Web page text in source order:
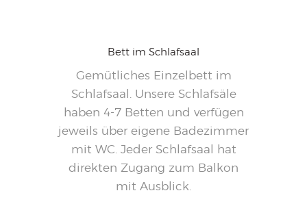
Bett im Schlafsaal
Gemütliches Einzelbett im
Schlafsaal. Unsere Schlafsäle
haben 4-7 Betten und verfügen
jeweils über eigene Badezimmer
mit WC. Jeder Schlafsaal hat
direkten Zugang zum Balkon
mit Ausblick.